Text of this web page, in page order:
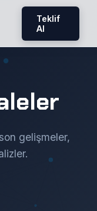
Teklif
Al
gelişmeler,